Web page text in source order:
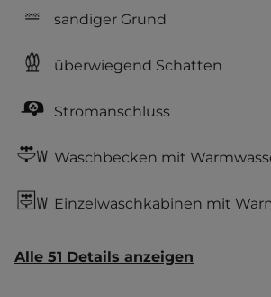
sandiger Grund
überwiegend Schatten
Stromanschluss
Waschbecken mit
Einzelwaschkabinen mit
Alle 51 Details anzeigen